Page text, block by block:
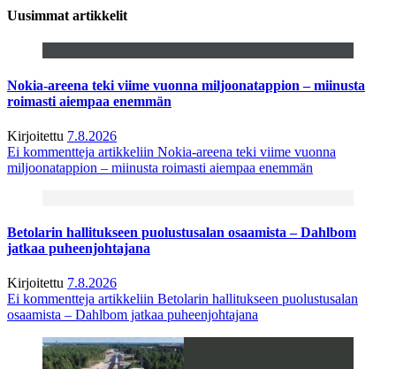
Uusimmat artikkelit
Nokia-areena teki viime vuonna miljoonatappion – miinusta
roimasti aiempaa enemmän
Kirjoitettu 7.8.2026
Ei kommentteja artikkeliin Nokia-areena teki viime vuonna
miljoonatappion – miinusta roimasti aiempaa enemmän
Betolarin hallitukseen puolustusalan osaamista – Dahlbom
jatkaa puheenjohtajana
Kirjoitettu 7.8.2026
Ei kommentteja artikkeliin Betolarin hallitukseen puolustusalan
osaamista – Dahlbom jatkaa puheenjohtajana